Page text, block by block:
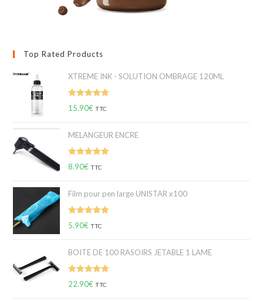
Top Rated Products
XTREME INK - SOLUTION OMBRAGE 120ML
Note5.00
15.90€ TTC
MELANGEUR ENCRE
Note5.00
8.90€ TTC
Film pour pen large UNISTAR x100
Note5.00
5.90€ TTC
BOITE DE 100 RASOIRS JETABLE 1 LAME
Note5.00
22.90€ TTC